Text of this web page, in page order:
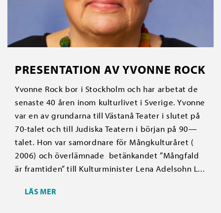
PRESENTATION AV YVONNE ROCK
Yvonne Rock bor i Stockholm och har arbetat de
senaste 40 åren inom kulturlivet i Sverige. Yvonne
var en av grundarna till Västanå Teater i slutet på
70-talet och till Judiska Teatern i början på 90—
talet. Hon var samordnare för Mångkulturåret (
2006) och överlämnade betänkandet ”Mångfald
är framtiden” till Kulturminister Lena Adelsohn L...
LÄS MER